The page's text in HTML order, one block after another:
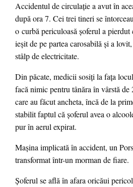
Accidentul de circulaţie a avut în
după ora 7. Cei trei tineri se
o curbă periculoasă şoferul a
ieşit de pe partea carosabilă şi a
stâlp de electricitate.
Din păcate, medicii sosiţi la faţa
facă nimic pentru tânăra în vârstă
care au făcut ancheta, încă de la
stabilit faptul că şoferul avea o
pur în aerul expirat.
Maşina implicată în accident, un
transformat într-un morman de fiare.
Şoferul se află în afara oricăui